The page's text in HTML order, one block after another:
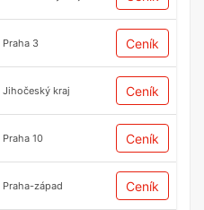
Praha 3 Ceník
Jihočeský kraj Ceník
Praha 10 Ceník
Praha-západ Ceník